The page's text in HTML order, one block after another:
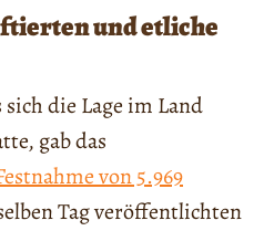
und etliche
sich die Lage im Land
gab das
von 5.969
Tag veröffentlichten